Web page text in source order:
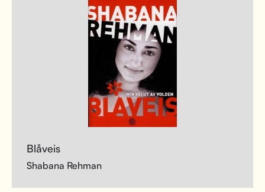
Blåveis
Shabana Rehman